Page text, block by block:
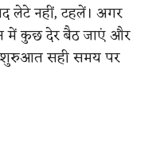
लेटे नहीं, टहलें। अगर
में कुछ देर बैठ जाएं और
शुरुआत सही समय पर